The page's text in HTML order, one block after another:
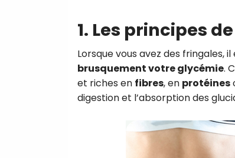
1. Les principes
Lorsque vous avez des fringales,
brusquement votre glycémie.
et riches en fibres, en protéines
digestion et l’absorption des